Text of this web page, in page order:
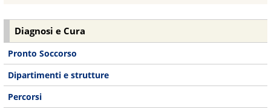
Diagnosi e Cura
Pronto Soccorso
Dipartimenti e strutture
Percorsi